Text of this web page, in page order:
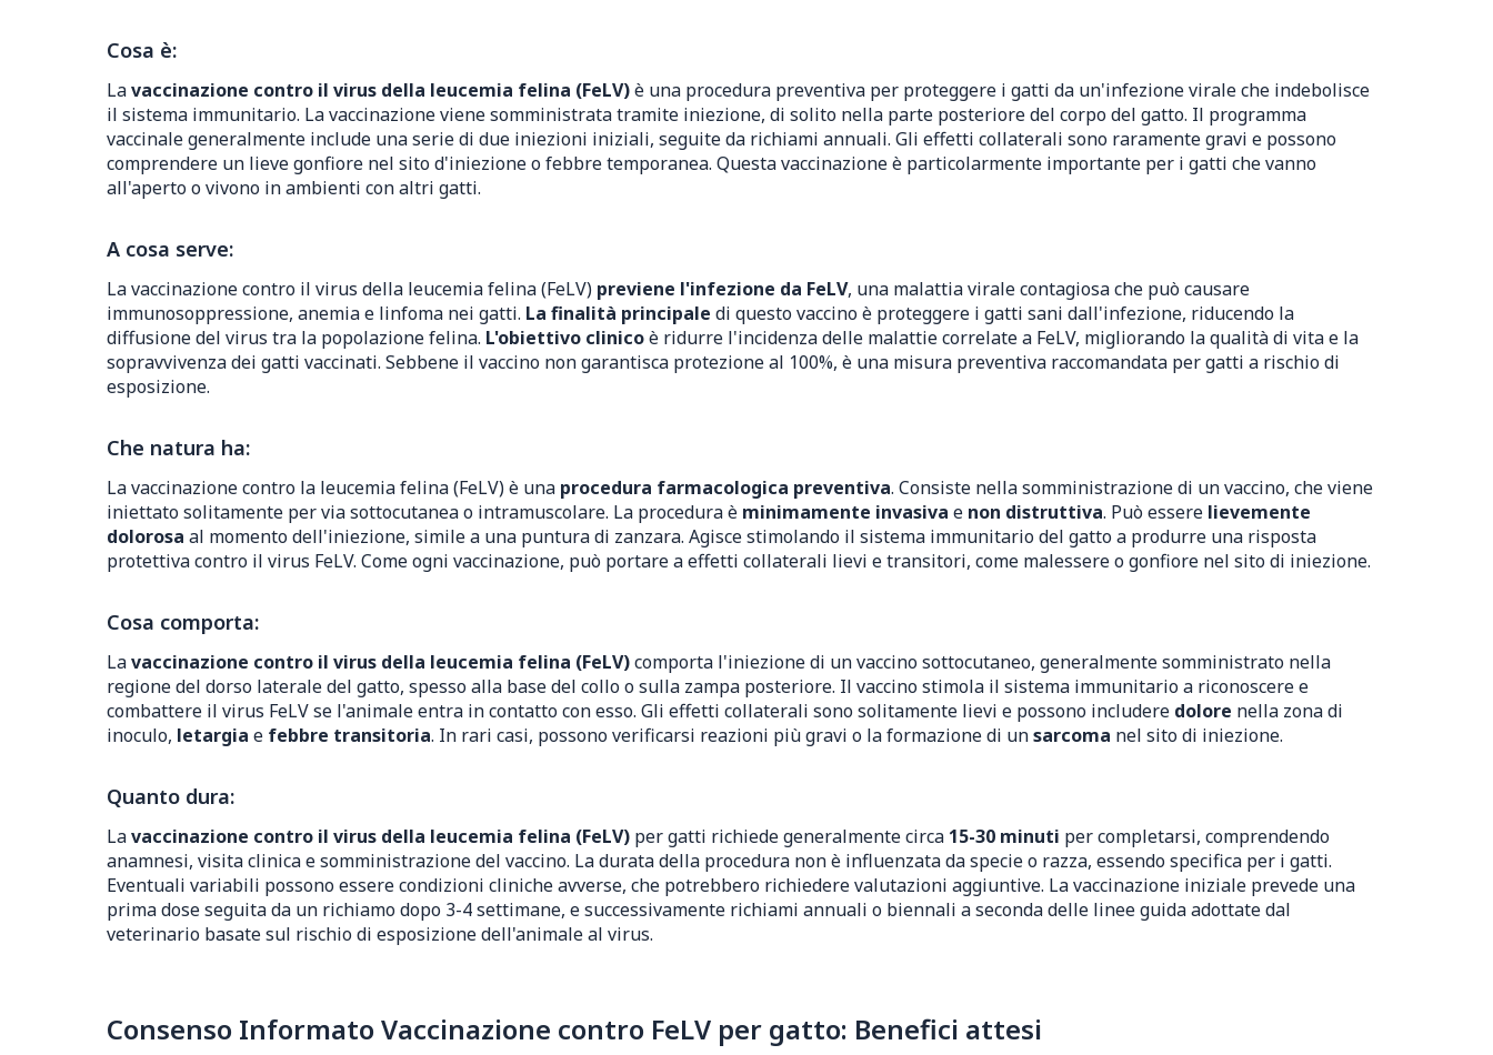
Cosa è:
Lavaccinazione contro il virus della leucemia felina (FeLV)è una procedura preventiva per proteggere i gatti da un'infezione virale che indebolisce
il sistema immunitario. La vaccinazione viene somministrata tramite iniezione, di solito nella parte posteriore del corpo del gatto. Il programma
vaccinale generalmente include una serie di due iniezioni iniziali, seguite da richiami annuali. Gli effetti collaterali sono raramente gravi e possono
comprendere un lieve gonfiore nel sito d'iniezione o febbre temporanea. Questa vaccinazione è particolarmente importante per i gatti che vanno
all'aperto o vivono in ambienti con altri gatti.
A cosa serve:
La vaccinazione contro il virus della leucemia felina (FeLV) previene l'infezione da FeLV, una malattia virale contagiosa che può causare
immunosoppressione, anemia e linfoma nei gatti. La finalità principale di questo vaccino è proteggere i gatti sani dall'infezione, riducendo la
diffusione del virus tra la popolazione felina. L'obiettivo clinicoè ridurre l'incidenza delle malattie correlate a FeLV, migliorando la qualità di vita e la
sopravvivenza dei gatti vaccinati. Sebbene il vaccino non garantisca protezione al 100%, è una misura preventiva raccomandata per gatti a rischio di
esposizione.
Che natura ha:
La vaccinazione contro la leucemia felina (FeLV) è una procedura farmacologica preventiva. Consiste nella somministrazione di un vaccino, che viene
iniettato solitamente per via sottocutanea o intramuscolare. La procedura è minimamente invasiva e non distruttiva. Può essere lievemente
dolorosa al momento dell'iniezione, simile a una puntura di zanzara. Agisce stimolando il sistema immunitario del gatto a produrre una risposta
protettiva contro il virus FeLV. Come ogni vaccinazione, può portare a effetti collaterali lievi e transitori, come malessere o gonfiore nel sito di iniezione.
Cosa comporta:
Lavaccinazione contro il virus della leucemia felina (FeLV)comporta l'iniezione di un vaccino sottocutaneo, generalmente somministrato nella
regione del dorso laterale del gatto, spesso alla base del collo o sulla zampa posteriore. Il vaccino stimola il sistema immunitario a riconoscere e
combattere il virus FeLV se l'animale entra in contatto con esso. Gli effetti collaterali sono solitamente lievi e possono includere dolore nella zona di
inoculo, letargia e febbre transitoria. In rari casi, possono verificarsi reazioni più gravi o la formazione di unsarcoma nel sito di iniezione.
Quanto dura:
Lavaccinazione contro il virus della leucemia felina (FeLV) per gatti richiede generalmente circa 15-30 minuti per completarsi, comprendendo
anamnesi, visita clinica e somministrazione del vaccino. La durata della procedura non è influenzata da specie o razza, essendo specifica per i gatti.
Eventuali variabili possono essere condizioni cliniche avverse, che potrebbero richiedere valutazioni aggiuntive. La vaccinazione iniziale prevede una
prima dose seguita da un richiamo dopo 3-4 settimane, e successivamente richiami annuali o biennali a seconda delle linee guida adottate dal
veterinario basate sul rischio di esposizione dell'animale al virus.
Consenso Informato Vaccinazione contro FeLV per gatto: Benefici attesi